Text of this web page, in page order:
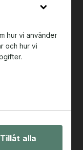
hur vi använder
och hur vi
Tillåt alla